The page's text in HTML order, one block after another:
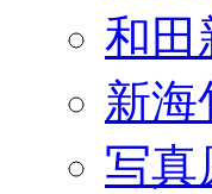
和田
新海
写真